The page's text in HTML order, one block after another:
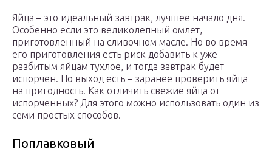
Яйца – это идеальный завтрак, лучшее начало дня.
Особенно если это великолепный омлет,
приготовленный на сливочном масле. Но во время
его приготовления есть риск добавить к уже
разбитым яйцам тухлое, и тогда завтрак будет
испорчен. Но выход есть – заранее проверить яйца
на пригодность. Как отличить свежие яйца от
испорченных? Для этого можно использовать один из
семи простых способов.
Поплавковый